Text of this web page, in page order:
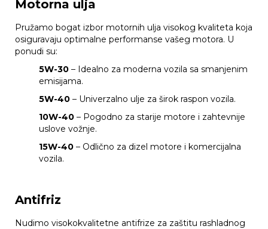
Motorna ulja
Pružamo bogat izbor motornih ulja visokog kvaliteta koja
osiguravaju optimalne performanse vašeg motora. U
ponudi su:
5W-30 – Idealno za moderna vozila sa smanjenim
emisijama.
5W-40 – Univerzalno ulje za širok raspon vozila.
10W-40 – Pogodno za starije motore i zahtevnije
uslove vožnje.
15W-40 – Odlično za dizel motore i komercijalna
vozila.
Antifriz
Nudimo visokokvalitetne antifrize za zaštitu rashladnog